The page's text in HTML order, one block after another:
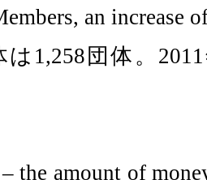
an increase
は 1,258 団体。 2011
the amount of